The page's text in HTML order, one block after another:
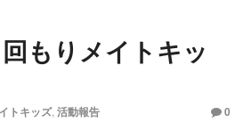
もりメイトキッ
トキッズ, 活動報告 0